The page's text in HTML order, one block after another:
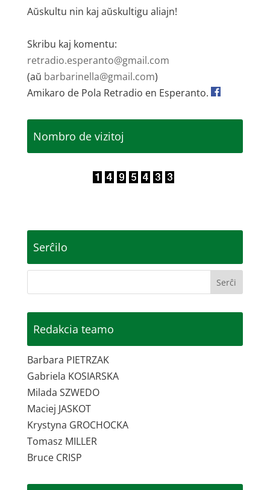
Aŭskultu nin kaj aŭskultigu aliajn!
Skribu kaj komentu:
retradio.esperanto@gmail.com
(aŭ barbarinella@gmail.com)
Amikaro de Pola Retradio en Esperanto.
Nombro de vizitoj
Serĉilo
Redakcia teamo
Barbara PIETRZAK
Gabriela KOSIARSKA
Milada SZWEDO
Maciej JASKOT
Krystyna GROCHOCKA
Tomasz MILLER
Bruce CRISP